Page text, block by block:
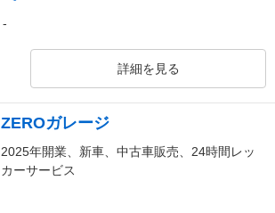
-
詳細を見る
ZEROガレージ
2025年開業、新車、中古車販売、24時間レッ
カーサービス